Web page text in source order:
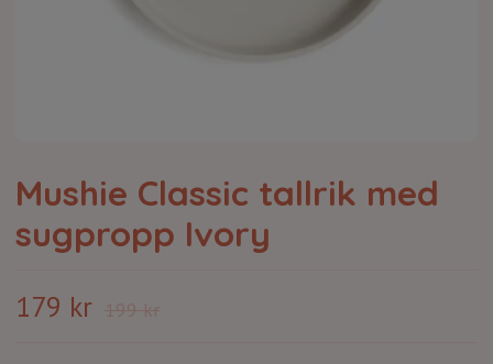
Mushie Classic tallrik med
sugpropp Ivory
179 kr 199 kr